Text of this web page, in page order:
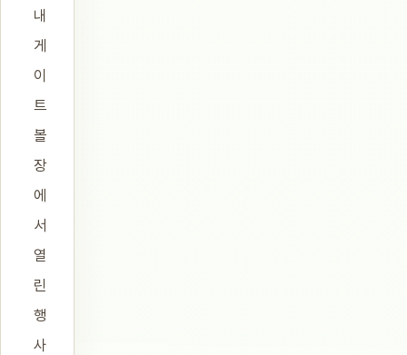
내
게
이
트
볼
장
에
서
열
린
행
사